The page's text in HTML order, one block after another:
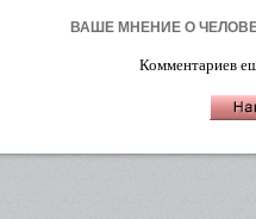
ВАШЕ МНЕНИЕ О
Комментариев